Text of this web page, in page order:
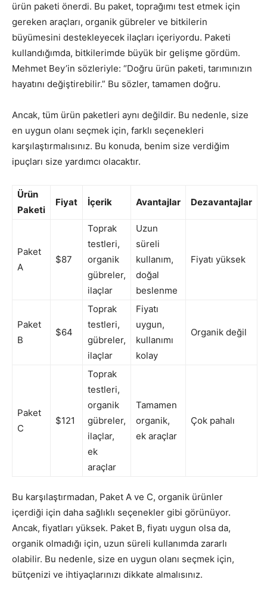
ürün paketi önerdi. Bu paket, toprağımı test etmek için
gereken araçları, organik gübreler ve bitkilerin
büyümesini destekleyecek ilaçları içeriyordu. Paketi
kullandığımda, bitkilerimde büyük bir gelişme gördüm.
Mehmet Bey’in sözleriyle: “Doğru ürün paketi, tarımınızın
hayatını değiştirebilir.” Bu sözler, tamamen doğru.
Ancak, tüm ürün paketleri aynı değildir. Bu nedenle, size
en uygun olanı seçmek için, farklı seçenekleri
karşılaştırmalısınız. Bu konuda, benim size verdiğim
ipuçları size yardımcı olacaktır.
Ürün
Paketi
Fiyat İçerik Avantajlar Dezavantajlar
Paket
A
$87
Toprak
testleri,
organik
gübreler,
ilaçlar
Uzun
süreli
kullanım,
doğal
beslenme
Fiyatı yüksek
Paket
B
$64
Toprak
testleri,
gübreler,
ilaçlar
Fiyatı
uygun,
kullanımı
kolay
Organik değil
Paket
C
$121
Toprak
testleri,
organik
gübreler,
ilaçlar,
ek
araçlar
Tamamen
organik,
ek araçlar
Çok pahalı
Bu karşılaştırmadan, Paket A ve C, organik ürünler
içerdiği için daha sağlıklı seçenekler gibi görünüyor.
Ancak, fiyatları yüksek. Paket B, fiyatı uygun olsa da,
organik olmadığı için, uzun süreli kullanımda zararlı
olabilir. Bu nedenle, size en uygun olanı seçmek için,
bütçenizi ve ihtiyaçlarınızı dikkate almalısınız.